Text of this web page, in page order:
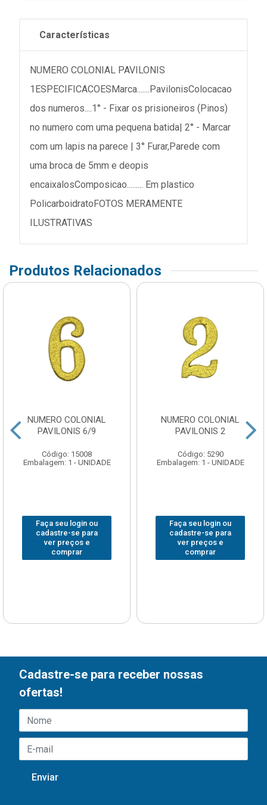
Características
NUMERO COLONIAL PAVILONIS
1ESPECIFICACOESMarca.......PavilonisColocacao
dos numeros....1° - Fixar os prisioneiros (Pinos)
no numero com uma pequena batida| 2° - Marcar
com um lapis na parece | 3° Furar,Parede com
uma broca de 5mm e deopis
encaixalosComposicao......... Em plastico
PolicarboidratoFOTOS MERAMENTE
ILUSTRATIVAS
Produtos Relacionados
NUMERO COLONIAL
PAVILONIS 6/9
Código: 15008
Embalagem: 1 - UNIDADE
Faça seu login ou
cadastre-se para
ver preços e
comprar
NUMERO COLONIAL
PAVILONIS 2
Código: 5290
Embalagem: 1 - UNIDADE
Faça seu login ou
cadastre-se para
ver preços e
comprar
Cadastre-se para receber nossas
ofertas!